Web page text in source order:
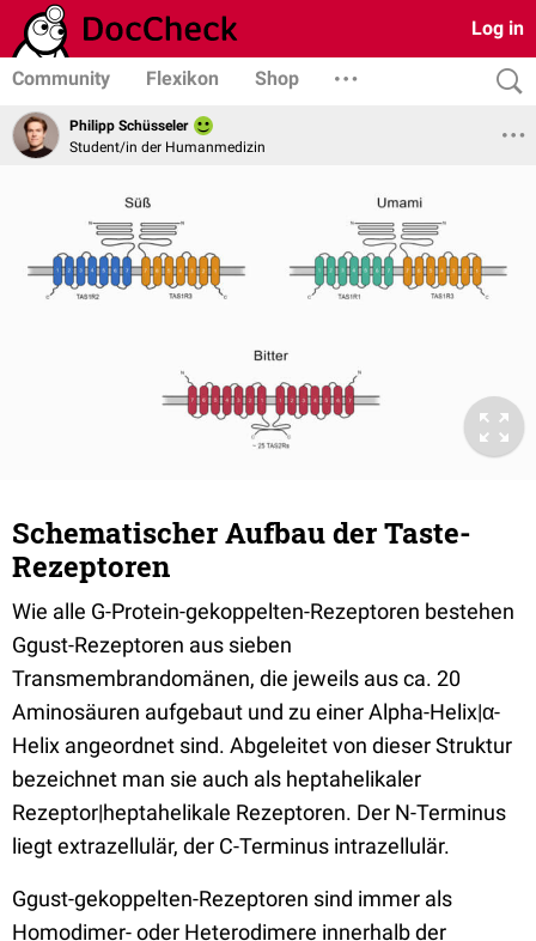
Log in
Community Flexikon Shop
Philipp Schüsseler
Student/in der Humanmedizin
Schematischer Aufbau der Taste-
Rezeptoren
Wie alle G-Protein-gekoppelten-Rezeptoren bestehen
Ggust-Rezeptoren aus sieben
Transmembrandomänen, die jeweils aus ca. 20
Aminosäuren aufgebaut und zu einer Alpha-Helix|α-
Helix angeordnet sind. Abgeleitet von dieser Struktur
bezeichnet man sie auch als heptahelikaler
Rezeptor|heptahelikale Rezeptoren. Der N-Terminus
liegt extrazellulär, der C-Terminus intrazellulär.
Ggust-gekoppelten-Rezeptoren sind immer als
Homodimer- oder Heterodimere innerhalb der